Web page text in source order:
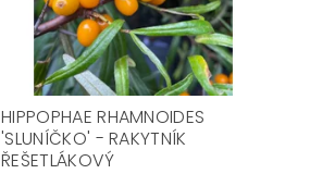
HIPPOPHAE RHAMNOIDES
'SLUNÍČKO' - RAKYTNÍK
ŘEŠETLÁKOVÝ